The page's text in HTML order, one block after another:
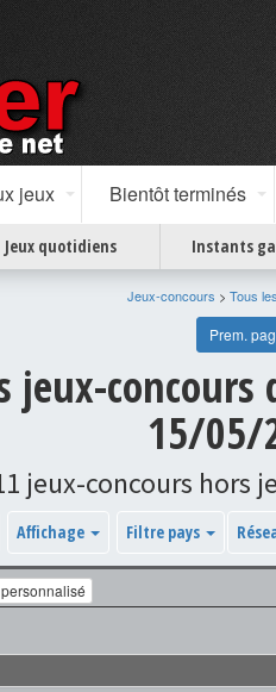
jeux Bientôt terminés
Jeux quotidiens Instants
Jeux-concours > Tous
Prem.
jeux-
15/05/
jeux-concours hors
Affichage Filtre pays